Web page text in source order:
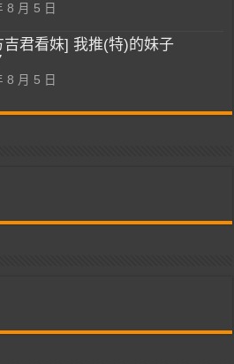
8 月 5 日
吉君看妹] 我推(特)的妹子
8 月 5 日